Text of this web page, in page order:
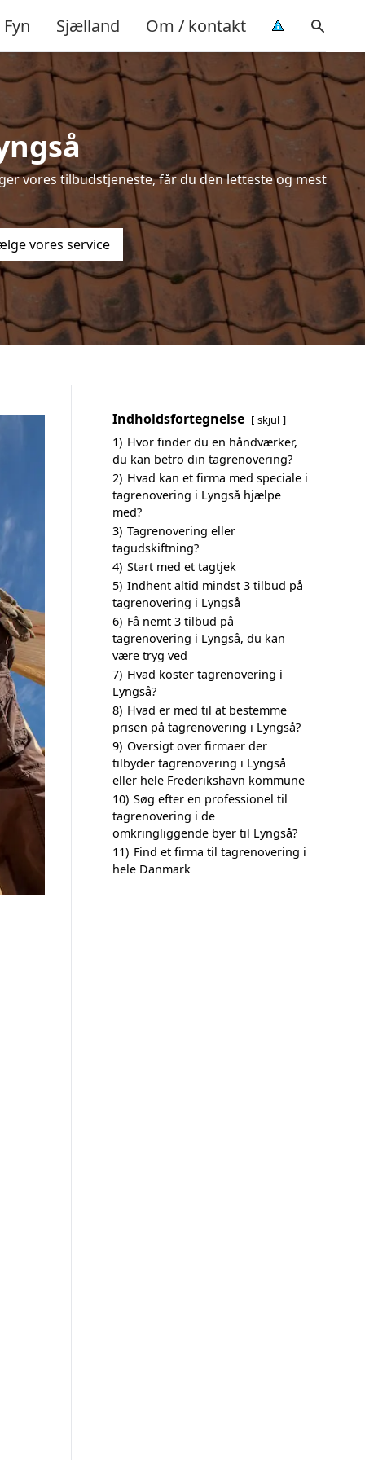
Fyn Sjælland Om / kontakt
vores tilbudstjeneste, får du den letteste og mest
vores service
Indholdsfortegnelse skjul
1) Hvor finder du en håndværker,
du kan betro din tagrenovering?
2) Hvad kan et firma med speciale i
tagrenovering i Lyngså hjælpe
med?
3) Tagrenovering eller
tagudskiftning?
4) Start med et tagtjek
5) Indhent altid mindst 3 tilbud på
tagrenovering i Lyngså
6) Få nemt 3 tilbud på
tagrenovering i Lyngså, du kan
være tryg ved
7) Hvad koster tagrenovering i
Lyngså?
8) Hvad er med til at bestemme
prisen på tagrenovering i Lyngså?
9) Oversigt over firmaer der
tilbyder tagrenovering i Lyngså
eller hele Frederikshavn kommune
10) Søg efter en professionel til
tagrenovering i de
omkringliggende byer til Lyngså?
11) Find et firma til tagrenovering i
hele Danmark